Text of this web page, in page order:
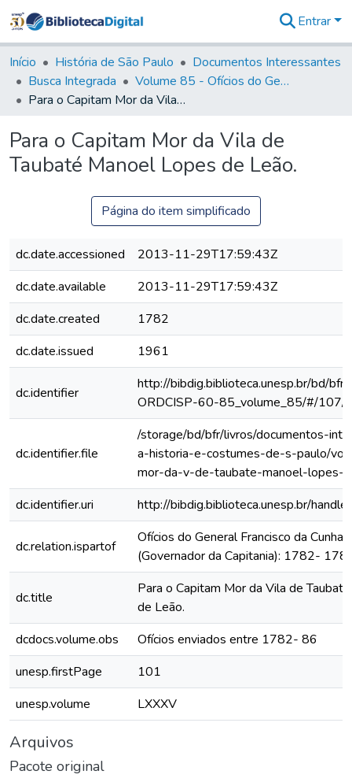
&
Coleções
Tudo na
Biblioteca
Estatísticas
Entrar
Início História de São Paulo
Documentos Interessantes
Busca Integrada
Volume 85 - Ofícios do General Francisco da Cunha Menezes (Governador da Capitania): 1782- 1786
Para o Capitam Mor da Vila de Taubaté Manoel Lopes de Leão.
Para o Capitam Mor da Vila de
Taubaté Manoel Lopes de Leão.
Página do item simplificado
dc.date.accessioned
2013-11-29T17:59:43Z
dc.date.available
2013-11-29T17:59:43Z
dc.date.created
1782
dc.date.issued
1961
dc.identifier
http://bibdig.biblioteca.unesp.br/bd/
ORDCISP-60-85_volume_85/#/107/
dc.identifier.file
/storage/bd/bfr/livros/documentos-
a-historia-e-costumes-de-s-paulo/
mor-da-v-de-taubate-manoel-lopes-
dc.identifier.uri
http://bibdig.biblioteca.unesp.br/
dc.relation.ispartof
Ofícios do General Francisco da Cunha
(Governador da Capitania): 1782-
dc.title
Para o Capitam Mor da Vila de
de Leão.
dcdocs.volume.obs
Ofícios enviados entre 1782- 86
unesp.firstPage
101
unesp.volume
LXXXV
Arquivos
Pacote original